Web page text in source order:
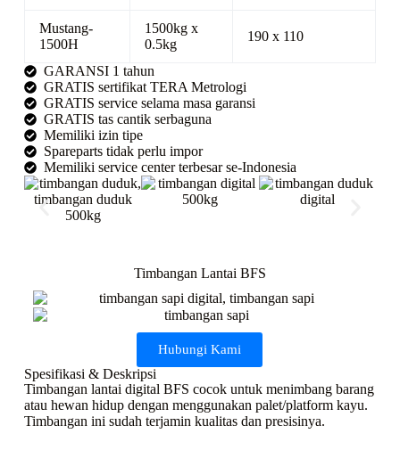
Mustang-
1500H
1500kg x
0.5kg
190 x 110
GARANSI 1 tahun
GRATIS sertifikat TERA Metrologi
GRATIS service selama masa garansi
GRATIS tas cantik serbaguna
Memiliki izin tipe
Spareparts tidak perlu impor
Memiliki service center terbesar se-Indonesia
Timbangan Lantai BFS
Hubungi Kami
Spesifikasi & Deskripsi
Timbangan lantai digital BFS cocok untuk menimbang barang
atau hewan hidup dengan menggunakan palet/platform kayu.
Timbangan ini sudah terjamin kualitas dan presisinya.